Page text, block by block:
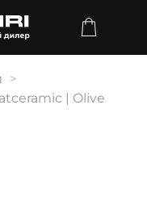
| Olive